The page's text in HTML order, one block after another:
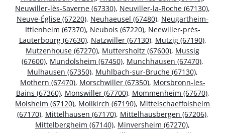
Neuwiller-lès-Saverne (67330), Neuviller-la-Roche (67130),
Neuve-Église (67220), Neuhaeusel (67480), Neugartheim-
Ittlenheim (67370), Neubois (67220), Neewiller-près-
Lauterbourg (67630), Natzwiller (67130), Mutzig (67190),
Mutzenhouse (67270), Muttersholtz (67600), Mussig
(67600), Mundolsheim (67450), Munchhausen (67470),
Mulhausen (67350), Muhlbach-sur-Bruche (67130),
Mothern (67470), Morschwiller (67350), Morsbronn-les-
Bains (67360), Monswiller (67700), Mommenheim (67670),
Molsheim (67120), Mollkirch (67190), Mittelschaeffolsheim
(67170), Mittelhausen (67170), Mittelhausbergen (67206),
Mittelbergheim (67140), Minversheim (67270),